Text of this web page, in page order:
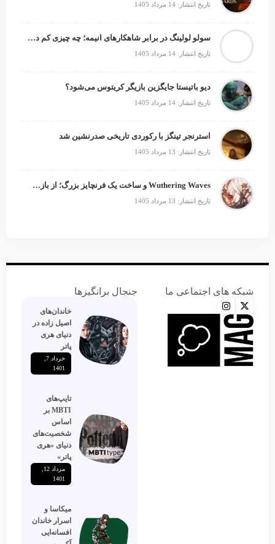
تاریخ انتشار: 14 مرداد 1405
سولو لولینگ در برابر شاهکارهای انیمه؛ چه چیزی کم دارد؟
تاریخ انتشار: 14 مرداد 1405
دیو باتیستا جایگزین بازیگر کریتوس می‌شود؟
تاریخ انتشار: 14 مرداد 1405
استرنجر تینگز با رکوردی تاریخی صدرنشین شد
تاریخ انتشار: 13 مرداد 1405
Wuthering Waves و ساخت یک فرنچایز بزرگ؛ از بازی تا انیمه
تاریخ انتشار: 13 مرداد 1405
شبکه های اجتماعی ما جنجال برانگیزها
خاندان‌های
اصیل زاده‌ در
دنیای هری
پاتر
خرداد 7,
1401
تایپ‌های
MBTI بر
اساس
شخصیت‌های
دنیای «هری
پاتر»
مرداد 12,
1401
میکاسا و
اسرار خاندان
افسانه‌ایی